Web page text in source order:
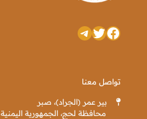
فيسبوك
تويترتيليجرام
تواصل معنا
بير عمر (الجراد)، صبر
محافظة لحج، الجمهورية اليمنية